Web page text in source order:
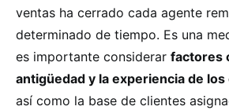
ventas ha cerrado cada agente
determinado de tiempo. Es una
es importante considerar factores
antigüedad y la experiencia de
así como la base de clientes